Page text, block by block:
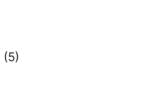
(5)